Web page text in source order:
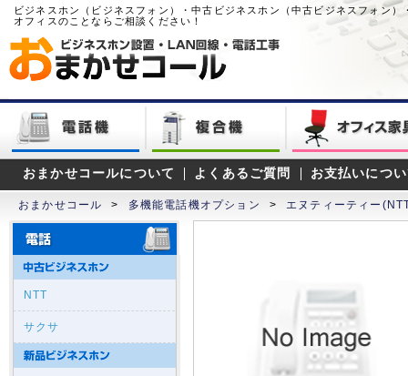
ビジネスホン（ビジネスフォン）・中古ビジネスホン（中古ビジネスフォン
オフィスのことならご相談ください！
おまかせコールについて よくあるご質問 お支払いにつ
おまかせコール > 多機能電話機オプション > エヌティーティー
NTT
サクサ